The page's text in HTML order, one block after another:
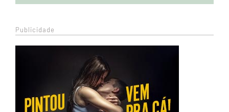
Publicidade